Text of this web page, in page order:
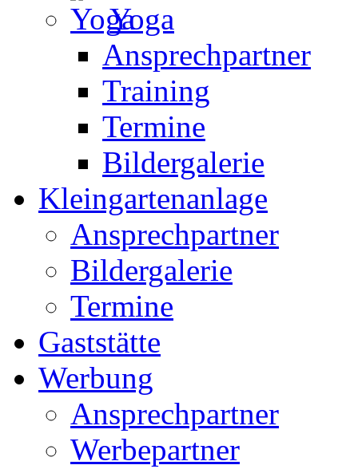
Yoga
Ansprechpartner
Training
Termine
Bildergalerie
Kleingartenanlage
Ansprechpartner
Bildergalerie
Termine
Gaststätte
Werbung
Ansprechpartner
Werbepartner